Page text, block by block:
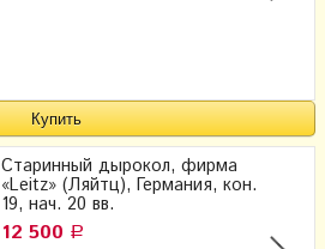
Старинный дырокол, фирма
«Leitz» (Ляйтц), Германия, кон.
19, нач. 20 вв.
12 500 Р